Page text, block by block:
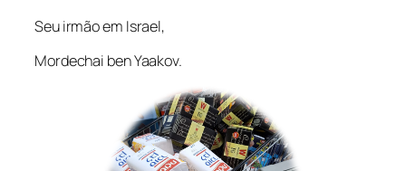
Seu irmão em Israel,
Mordechai ben Yaakov.